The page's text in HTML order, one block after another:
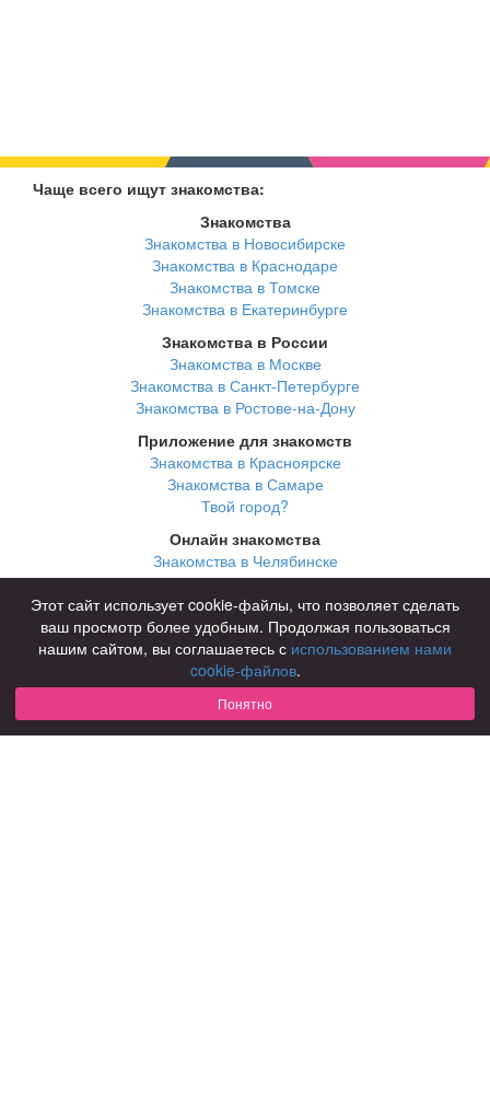
Чаще всего ищут знакомства:
Знакомства
Знакомства в Новосибирске
Знакомства в Краснодаре
Знакомства в Томске
Знакомства в Екатеринбурге
Знакомства в России
Знакомства в Москве
Знакомства в Санкт-Петербурге
Знакомства в Ростове-на-Дону
Приложение для знакомств
Знакомства в Красноярске
Знакомства в Самаре
Твой город?
Онлайн знакомства
Знакомства в Челябинске
Знакомства в Омске
Знакомства в Нижнем Новгороде
Для чего
для брака и создания семьи
для любви и с/о
для дружбы
Этот сайт использует cookie-файлы, что позволяет сделать
ваш просмотр более удобным. Продолжая пользоваться
нашим сайтом, вы соглашаетесь с использованием нами
cookie-файлов.
Понятно